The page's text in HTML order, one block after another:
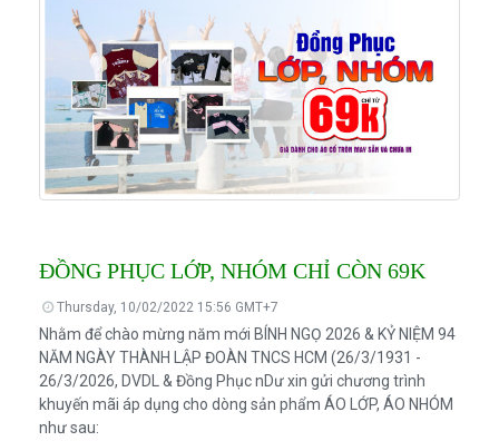
ĐỒNG PHỤC LỚP, NHÓM CHỈ CÒN 69K
Thursday, 10/02/2022 15:56 GMT+7
Nhằm để chào mừng năm mới BÍNH NGỌ 2026 & KỶ NIỆM 94
NĂM NGÀY THÀNH LẬP ĐOÀN TNCS HCM (26/3/1931 -
26/3/2026, DVDL & Đồng Phục nDư xin gửi chương trình
khuyến mãi áp dụng cho dòng sản phẩm ÁO LỚP, ÁO NHÓM
như sau: